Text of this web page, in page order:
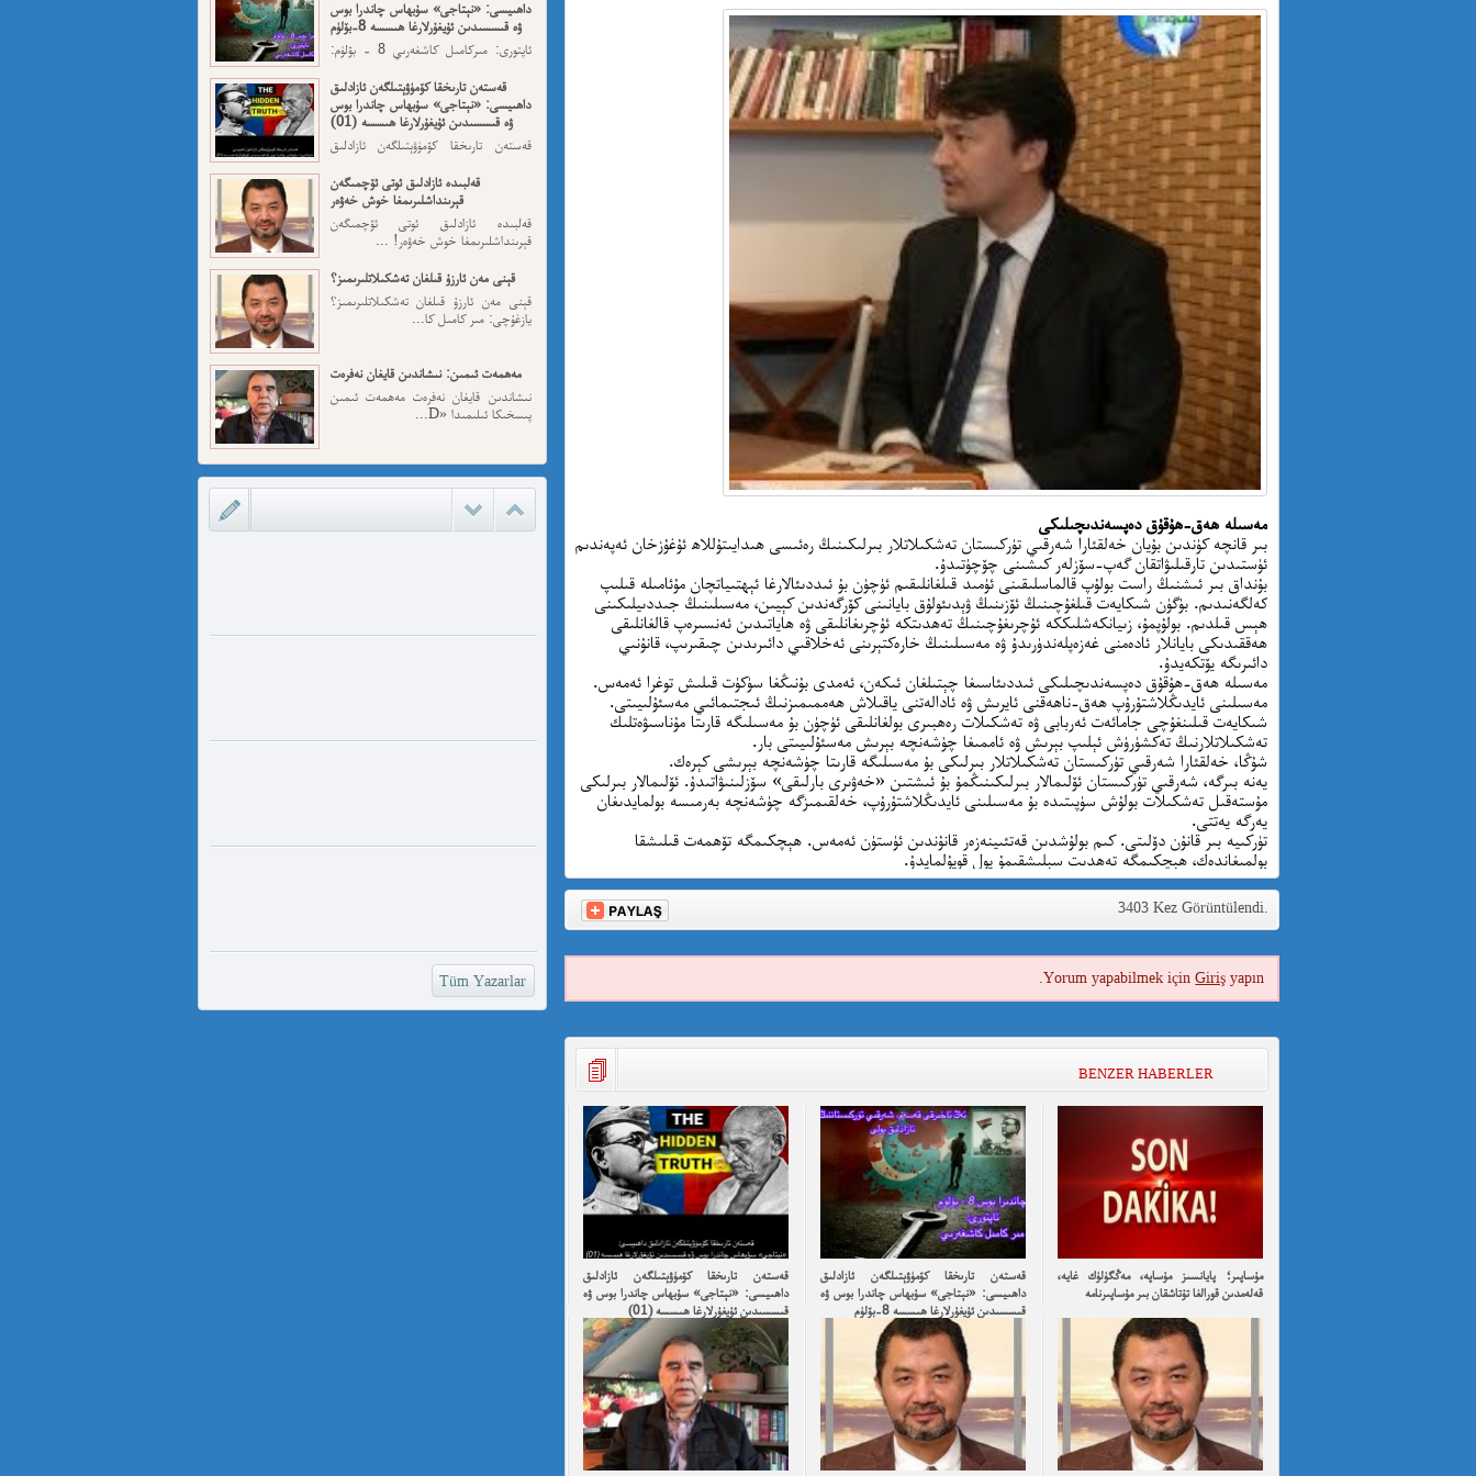
مەسىلە ھەق-ھۇقۇق دەپسەندىچىلىكى
بىر قانچە كۈندىن بۇيان خەلقئارا شەرقىي تۈركىستان تەشكىلاتلار بىرلىكىنىڭ رەئىسى ھىدايىتۇللاھ ئۇغۇزخان ئەپەندىم
ئۈستىدىن تارقىلىۋاتقان گەپ-سۆزلەر كىشىنى چۆچۈتىدۇ.
بۇنداق بىر ئىشنىڭ راست بولۇپ قالماسلىقىنى ئۈمىد قىلغانلىقىم ئۈچۈن بۇ ئىددىئالارغا ئېھتىياتچان مۇئامىلە قىلىپ
كەلگەنىدىم. بۈگۈن شىكايەت قىلغۇچىنىڭ ئۆزىنىڭ ۋېدىئولۇق بايانىنى كۆرگەندىن كېيىن، مەسىلىنىڭ جىددىيلىكىنى
ھېس قىلدىم. بولۇپمۇ، زىيانكەشلىككە ئۇچرىغۇچىنىڭ تەھدىتكە ئۇچرىغانلىقى ۋە ھاياتىدىن ئەنسىرەپ قالغانلىقى
ھەققىدىكى بايانلار ئادەمنى غەزەپلەندۈرىدۇ ۋە مەسىلىنىڭ خارەكتېرىنى ئەخلاقىي دائىرىدىن چىقىرىپ، قانۇنىي
دائىرىگە يۆتكەيدۇ.
مەسىلە ھەق-ھۇقۇق دەپسەندىچىلىكى ئىددىئاسىغا چېتىلغان ئىكەن، ئەمدى بۇنىڭغا سۈكۈت قىلىش توغرا ئەمەس.
مەسىلىنى ئايدىڭلاشتۇرۇپ ھەق-ناھەقنى ئايرىش ۋە ئادالەتنى ياقىلاش ھەممىمىزنىڭ ئىجتىمائىي مەسئۇلىيىتى.
شىكايەت قىلىنغۇچى جامائەت ئەربابى ۋە تەشكىلات رەھبىرى بولغانلىقى ئۈچۈن بۇ مەسىلىگە قارىتا مۇناسىۋەتلىك
تەشكىلاتلارنىڭ تەكشۈرۈش ئېلىپ بېرىش ۋە ئاممىغا چۈشەنچە بېرىش مەسئۇلىيىتى بار.
شۇڭا، خەلقئارا شەرقىي تۈركىستان تەشكىلاتلار بىرلىكى بۇ مەسىلىگە قارىتا چۈشەنچە بېرىشى كېرەك.
يەنە بىرگە، شەرقىي تۈركىستان ئۆلىمالار بىرلىكىنىڭمۇ بۇ ئىشتىن «خەۋىرى بارلىقى» سۆزلىنىۋاتىدۇ. ئۆلىمالار بىرلىكى
مۇستەقىل تەشكىلات بولۇش سۈپىتىدە بۇ مەسىلىنى ئايدىڭلاشتۇرۇپ، خەلقىمىزگە چۈشەنچە بەرمىسە بولمايدىغان
يەرگە يەتتى.
تۈركىيە بىر قانۇن دۆلىتى. كىم بولۇشدىن قەتئىينەزەر قانۇندىن ئۈستۈن ئەمەس. ھېچكىمگە تۆھمەت قىلىشقا
بولمىغاندەك، ھېچكىمگە تەھدىت سېلىشقىمۇ يول قويۇلمايدۇ.
3403 Kez Görüntülendi.
Yorum yapabilmek içinGiriş yapın.
BENZER HABERLER
مۇساپىر؛ پايانسىز مۇساپە، مەڭگۈلۈك غايە،
قەلەمدىن قورالغا تۇتاشقان بىر مۇساپىرنامە
قەستەن تارىخقا كۆمۈۋېتىلگەن ئازادلىق
داھىيسى: «نېتاجى» سۇبھاس چاندرا بوس ۋە
قىسسىدىن ئۇيغۇرلارغا ھىسسە 8-بۆلۈم
قەستەن تارىخقا كۆمۈۋېتىلگەن ئازادلىق
داھىيسى: «نېتاجى» سۇبھاس چاندرا بوس ۋە
قىسسىدىن ئۇيغۇرلارغا ھىسسە (01)
داھىيسى: «نېتاجى» سۇبھاس چاندرا بوس
ۋە قىسسىدىن ئۇيغۇرلارغا ھىسسە 8-بۆلۈم
ئاپتورى: مىركامىل كاشغەرىي 8 - بۆلۈم:
قەستەن تارىخقا كۆمۈۋېتىلگەن ئازادلىق
داھىيسى: «نېتاجى» سۇبھاس چاندرا بوس
ۋە قىسسىدىن ئۇيغۇرلارغا ھىسسە (01)
قەستەن تارىخقا كۆمۈۋېتىلگەن ئازادلىق
قەلبىدە ئازادلىق ئوتى ئۆچمىگەن
قېرىنداشلىرىمغا خوش خەۋەر
قەلبىدە ئازادلىق ئوتى ئۆچمىگەن
قېرىنداشلىرىمغا خوش خەۋەر! ...
قېنى مەن ئارزۇ قىلغان تەشكىلاتلىرىمىز؟
قېنى مەن ئارزۇ قىلغان تەشكىلاتلىرىمىز؟
يازغۇچى: مىر كامىل كا...
مەھمەت ئىمىن: نىشاندىن قايغان نەفرەت
نىشاندىن قايغان نەفرەت مەھمەت ئىمىن
پىسخىكا ئىلىمىدا «D...
مەمەت ئىمىن : ئادالەتسىزلىك ئازابى
كىشىلەرنى ئادالەتلىك قىلامدۇ؟
ئادالەتسىزلىك ئازابى كىشىلەرنى ئادالەتلىك
قىلامدۇ؟ مەمەت ئ...
Tüm Yazarlar